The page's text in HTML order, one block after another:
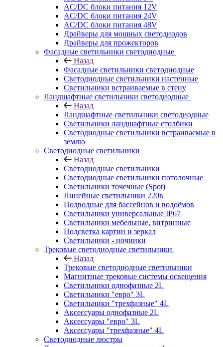
AC/DC блоки питания 12V
AC/DC блоки питания 24V
AC/DC блоки питания 48V
Драйверы для мощных светодиодов
Драйверы для прожекторов
Фасадные светильники светодиодные
Назад
Фасадные светильники светодиодные
Светодиодные светильники настенные
Светильники встраиваемые в стену
Ландшафтные светильники светодиодные
Назад
Ландшафтные светильники светодиодные
Светильники ландшафтные столбики
Светодиодные светильники встраиваемые в
землю
Светодиодные светильники
Назад
Светодиодные светильники
Светодиодные светильники потолочные
Светильники точечные (Spot)
Линейные светильники 220в
Подводные для бассейнов и водоёмов
Светильники универсальные IP67
Светильники мебельные, витринные
Подсветка картин и зеркал
Светильники - ночники
Трековые светодиодные светильники
Назад
Трековые светодиодные светильники
Магнитные трековые системы освещения
Светильники однофазные 2L
Светильники "евро" 3L
Светильники "трехфазные" 4L
Аксессуары однофазные 2L
Аксессуары "евро" 3L
Аксессуары "трехфазные" 4L
Светодиодные люстры